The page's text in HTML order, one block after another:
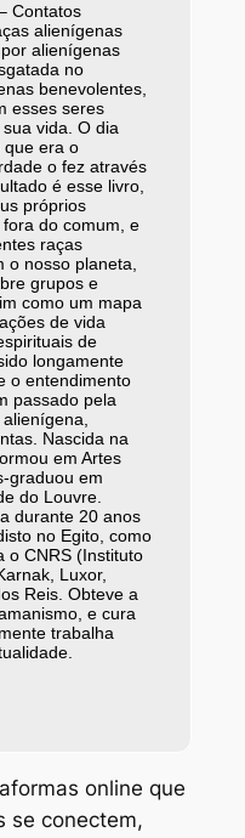
Contatos
alienígenas
alienígenas
no
benevolentes,
esses seres
vida. O dia
que era o
o fez através
é esse livro,
próprios
do comum, e
raças
o nosso planeta,
grupos e
como um mapa
de vida
de
longamente
o entendimento
passado pela
Nascida na
em Artes
graduou em
do Louvre.
durante 20 anos
no Egito, como
o CNRS (Instituto
Luxor,
Reis. Obteve a
e cura
trabalha
online que
se conectem,